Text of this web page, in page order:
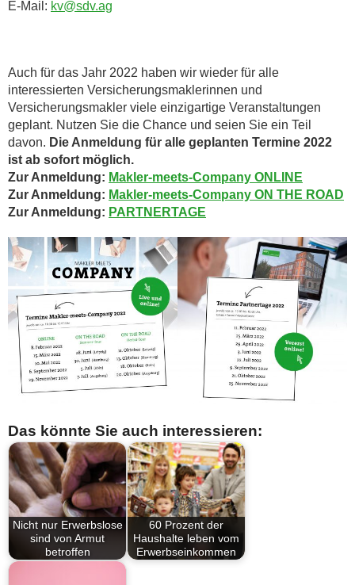
E-Mail: kv@sdv.ag
Auch für das Jahr 2022 haben wir wieder für alle
interessierten Versicherungsmaklerinnen und
Versicherungsmakler viele einzigartige Veranstaltungen
geplant. Nutzen Sie die Chance und seien Sie ein Teil
davon. Die Anmeldung für alle geplanten Termine 2022
ist ab sofort möglich.
Zur Anmeldung: Makler-meets-Company ONLINE
Zur Anmeldung: Makler-meets-Company ON THE ROAD
Zur Anmeldung: PARTNERTAGE
Das könnte Sie auch interessieren:
Nicht nur Erwerbslose
sind von Armut
betroffen
60 Prozent der
Haushalte leben vom
Erwerbseinkommen